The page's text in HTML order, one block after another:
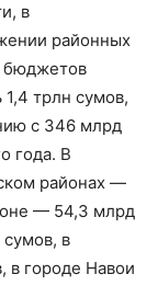
в
районных
бюджетов
1,4 трлн сумов,
с 346 млрд
года. В
районах —
— 54,3 млрд
в
в городе Навои